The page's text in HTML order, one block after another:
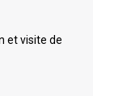
et visite de